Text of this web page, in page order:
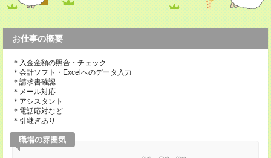
お仕事の概要
＊入金金額の照合・チェック
＊会計ソフト・Excelへのデータ入力
＊請求書確認
＊メール対応
＊アシスタント
＊電話応対など
＊引継ぎあり
職場の雰囲気